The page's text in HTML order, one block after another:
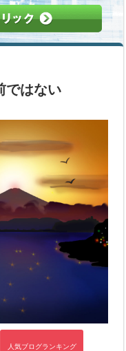
ではない